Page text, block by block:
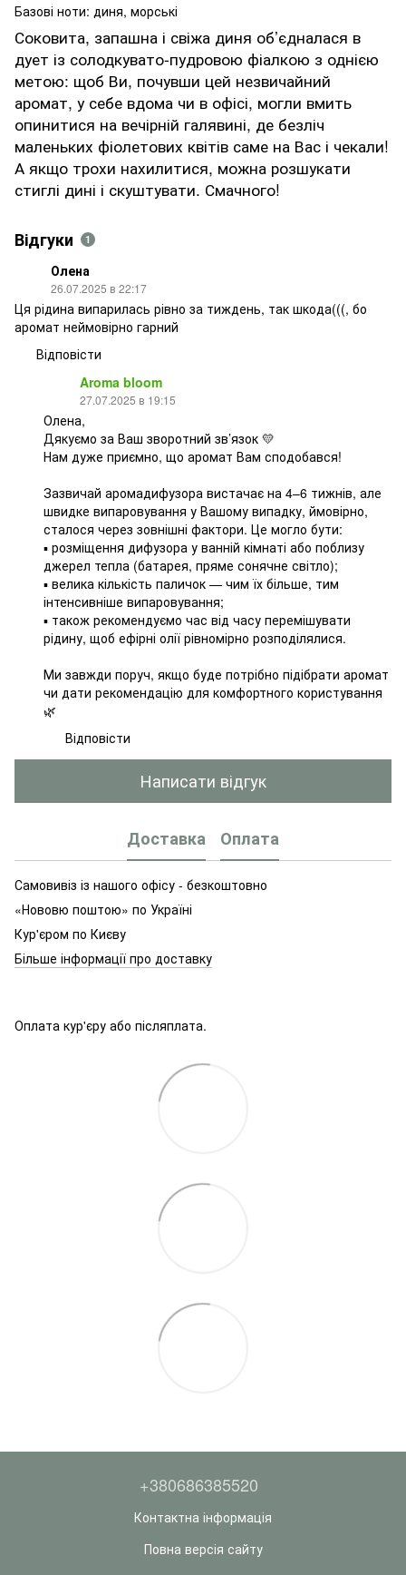
Базові ноти: диня, морські
Соковита, запашна і свіжа диня об’єдналася в
дует із солодкувато-пудровою фіалкою з однією
метою: щоб Ви, почувши цей незвичайний
аромат, у себе вдома чи в офісі, могли вмить
опинитися на вечірній галявині, де безліч
маленьких фіолетових квітів саме на Вас і чекали!
А якщо трохи нахилитися, можна розшукати
стиглі дині і скуштувати. Смачного!
Відгуки 1
Олена
26.07.2025 в 22:17
Ця рідина випарилась рівно за тиждень, так шкода(((, бо
аромат неймовірно гарний
Відповісти
Aroma bloom
27.07.2025 в 19:15
Олена,
Дякуємо за Ваш зворотний зв’язок 💛
Нам дуже приємно, що аромат Вам сподобався!
Зазвичай аромадифузора вистачає на 4–6 тижнів, але
швидке випаровування у Вашому випадку, ймовірно,
сталося через зовнішні фактори. Це могло бути:
▪️ розміщення дифузора у ванній кімнаті або поблизу
джерел тепла (батарея, пряме сонячне світло);
▪️ велика кількість паличок — чим їх більше, тим
інтенсивніше випаровування;
▪️ також рекомендуємо час від часу перемішувати
рідину, щоб ефірні олії рівномірно розподілялися.
Ми завжди поруч, якщо буде потрібно підібрати аромат
чи дати рекомендацію для комфортного користування
🌿
Відповісти
Написати відгук
Доставка Оплата
Самовивіз із нашого офісу - безкоштовно
«Нововю поштою» по Україні
Кур'єром по Києву
Більше інформації про доставку
Оплата кур'єру або післяплата.
+380686385520
Контактна інформація
Повна версія сайту